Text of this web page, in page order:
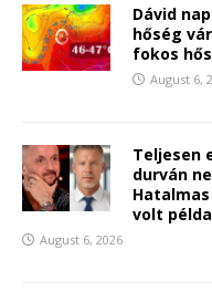
Dávid
hőség
fokos
August 6,
Teljesen
durván
volt
August 6, 2026